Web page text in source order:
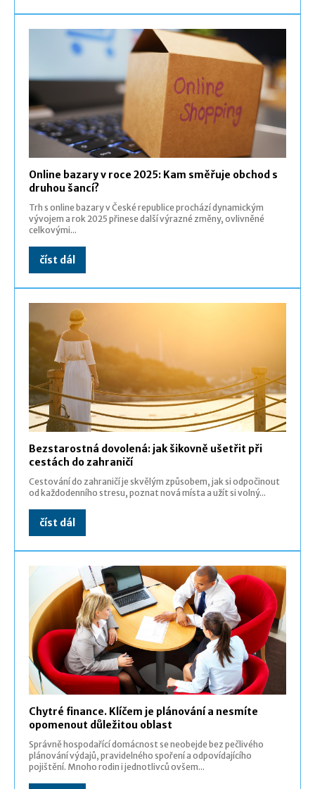
Online bazary v roce 2025: Kam směřuje obchod s
druhou šancí?
Trh s online bazary v České republice prochází dynamickým
vývojem a rok 2025 přinese další výrazné změny, ovlivněné
celkovými...
číst dál
Bezstarostná dovolená: jak šikovně ušetřit při
cestách do zahraničí
Cestování do zahraničí je skvělým způsobem, jak si odpočinout
od každodenního stresu, poznat nová místa a užít si volný...
číst dál
Chytré finance. Klíčem je plánování a nesmíte
opomenout důležitou oblast
Správně hospodařící domácnost se neobejde bez pečlivého
plánování výdajů, pravidelného spoření a odpovídajícího
pojištění. Mnoho rodin i jednotlivců ovšem...